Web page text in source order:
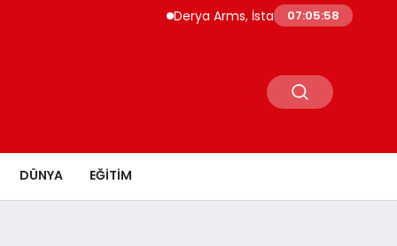
Derya Arms, İstanbul Prohunt 2026’da
07:05:59
DÜNYA EĞITIM